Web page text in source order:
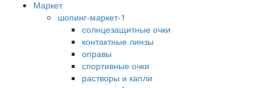
Маркет
шопинг-маркет-1
солнцезащитные очки
контактные линзы
оправы
спортивные очки
растворы и капли